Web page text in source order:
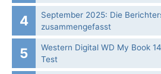
4
September 2025: Die
zusammengefasst
5
Western Digital WD My Book
Test